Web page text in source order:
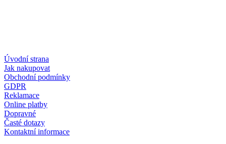
Úvodní strana
Jak nakupovat
Obchodní podmínky
GDPR
Reklamace
Online platby
Dopravné
Časté dotazy
Kontaktní informace